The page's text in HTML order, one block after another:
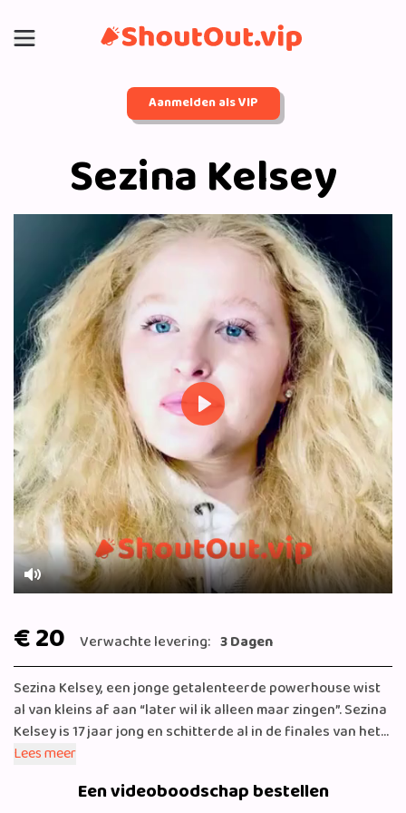
Aanmelden als VIP
Sezina Kelsey
Mute
Play
€ 20 Verwachte levering: 3 Dagen
Sezina Kelsey, een jonge getalenteerde powerhouse wist
al van kleins af aan “later wil ik alleen maar zingen”. Sezina
Kelsey is 17 jaar jong en schitterde al in de finales van het
Junior Songfestival (2017) en The Voice Kids (2019) en zong
Glennis Grace tijdens haar Whitney Tribute in een 2x
Lees meer
Een videoboodschap bestellen